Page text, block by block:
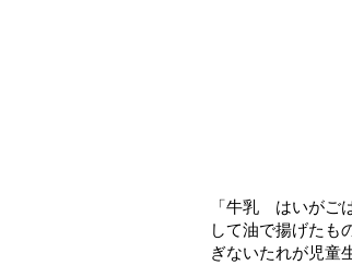
「牛乳 はいがご
して油で揚げたも
ぎないたれが児童